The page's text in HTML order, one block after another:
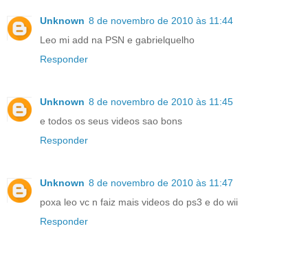
Unknown 8 de novembro de 2010 às 11:44
Leo mi add na PSN e gabrielquelho
Responder
Unknown 8 de novembro de 2010 às 11:45
e todos os seus videos sao bons
Responder
Unknown 8 de novembro de 2010 às 11:47
poxa leo vc n faiz mais videos do ps3 e do wii
Responder